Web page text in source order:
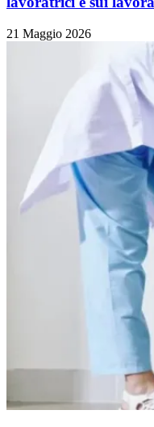
21 Maggio 2026